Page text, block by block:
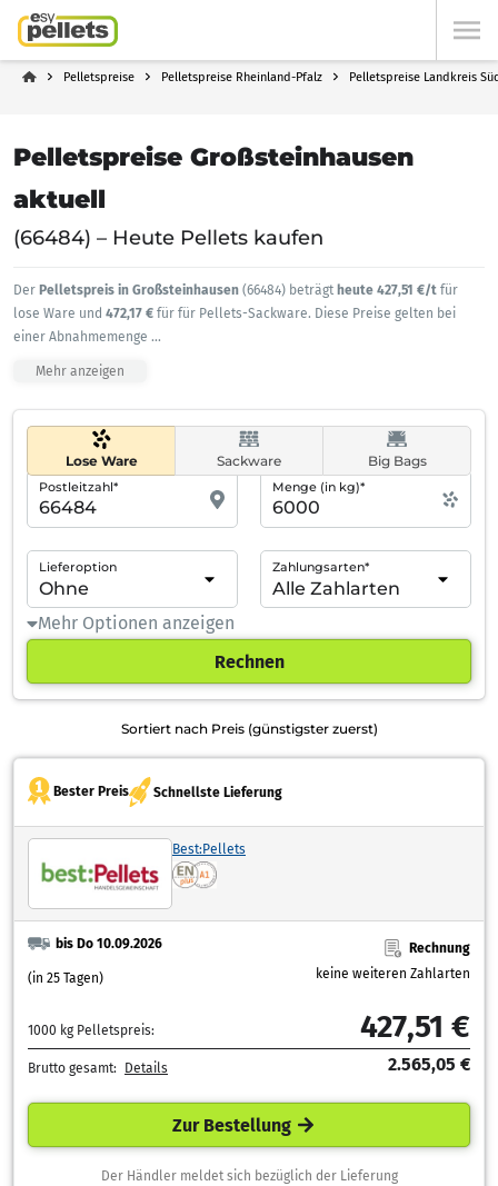
Pelletspreise Pelletspreise Rheinland-Pfalz Pelletspreise Landkreis
Pelletspreise Großsteinhausen
aktuell
(66484) – Heute Pellets kaufen
Der Pelletspreis in Großsteinhausen (66484) beträgt heute 427,51 €/t für
lose Ware und 472,17 € für für Pellets-Sackware. Diese Preise gelten bei
einer Abnahmemenge ...
Mehr anzeigen
Lose Ware Sackware Big Bags
Postleitzahl* Menge (in kg)*
Lieferoption Zahlungsarten*
Mehr Optionen anzeigen
Rechnen
Sortiert nach Preis (günstigster zuerst)
Bester Preis Schnellste Lieferung
Best:Pellets
bis Do 10.09.2026
(in 25 Tagen)
Rechnung
keine weiteren Zahlarten
1000 kg Pelletspreis: 427,51 €
Brutto gesamt: Details 2.565,05 €
Zur Bestellung
Der Händler meldet sich bezüglich der Lieferung